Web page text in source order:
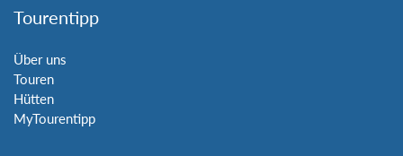
Tourentipp
Über uns
Touren
Hütten
MyTourentipp